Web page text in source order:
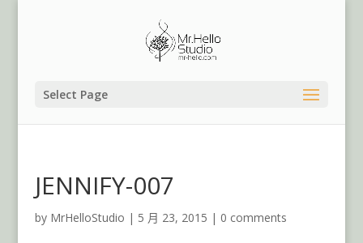
Select Page
JENNIFY-007
by MrHelloStudio | 5 月 23, 2015 | 0 comments